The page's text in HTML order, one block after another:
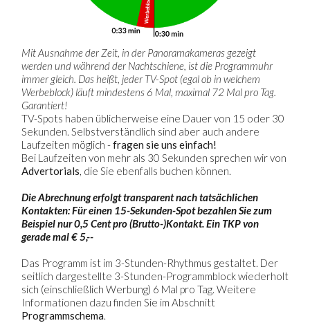
Mit Ausnahme der Zeit, in der Panoramakameras gezeigt
werden und während der Nachtschiene, ist die Programmuhr
immer gleich. Das heißt, jeder TV-Spot (egal ob in welchem
Werbeblock) läuft mindestens 6 Mal, maximal 72 Mal pro Tag.
Garantiert!
TV-Spots haben üblicherweise eine Dauer von 15 oder 30
Sekunden. Selbstverständlich sind aber auch andere
Laufzeiten möglich -fragen sie uns einfach!
Bei Laufzeiten von mehr als 30 Sekunden sprechen wir von
Advertorials, die Sie ebenfalls buchen können.
Die Abrechnung erfolgt transparent nach tatsächlichen
Kontakten: Für einen 15-Sekunden-Spot bezahlen Sie zum
Beispiel nur 0,5 Cent pro (Brutto-)Kontakt. Ein TKP von
gerade mal € 5,--
Das Programm ist im 3-Stunden-Rhythmus gestaltet. Der
seitlich dargestellte 3-Stunden-Programmblock wiederholt
sich (einschließlich Werbung) 6 Mal pro Tag. Weitere
Informationen dazu finden Sie im Abschnitt
Programmschema.